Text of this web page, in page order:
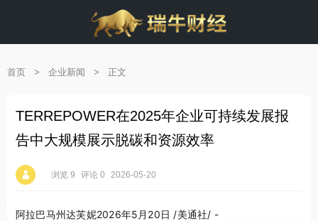
首页 > 企业新闻 > 正文
TERREPOWER在2025年企业可持续发展报
告中大规模展示脱碳和资源效率
浏览 9 评论 0 2026-05-20
阿拉巴马州达芙妮2026年5月20日 /美通社/ -